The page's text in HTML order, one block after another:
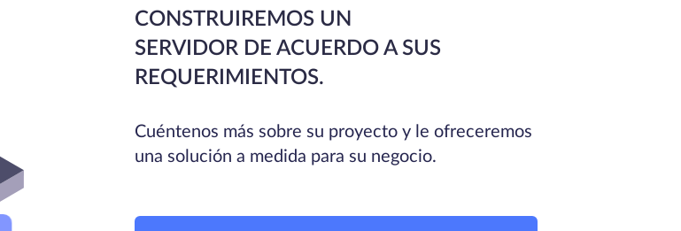
CONSTRUIREMOS UN
SERVIDOR DE ACUERDO A SUS
REQUERIMIENTOS.
Cuéntenos más sobre su proyecto y le ofreceremos
una solución a medida para su negocio.